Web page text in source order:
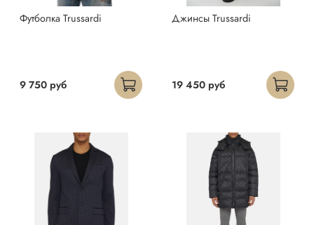
Футболка Trussardi
9 750 руб
Джинсы Trussardi
19 450 руб